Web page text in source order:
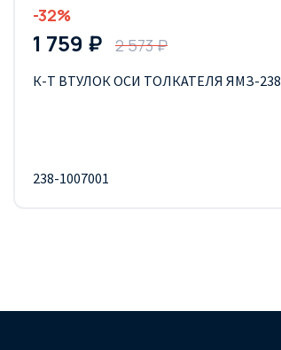
-32%
1 759 ₽ 2 573 ₽
К-Т ВТУЛОК ОСИ ТОЛКАТЕЛЯ ЯМЗ-238
238-1007001